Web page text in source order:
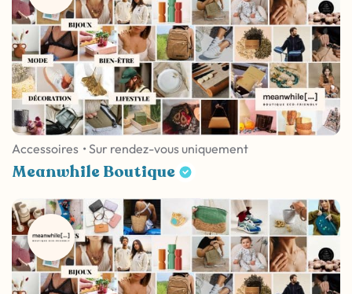
Accessoires • Sur rendez-vous uniquement
Meanwhile Boutique